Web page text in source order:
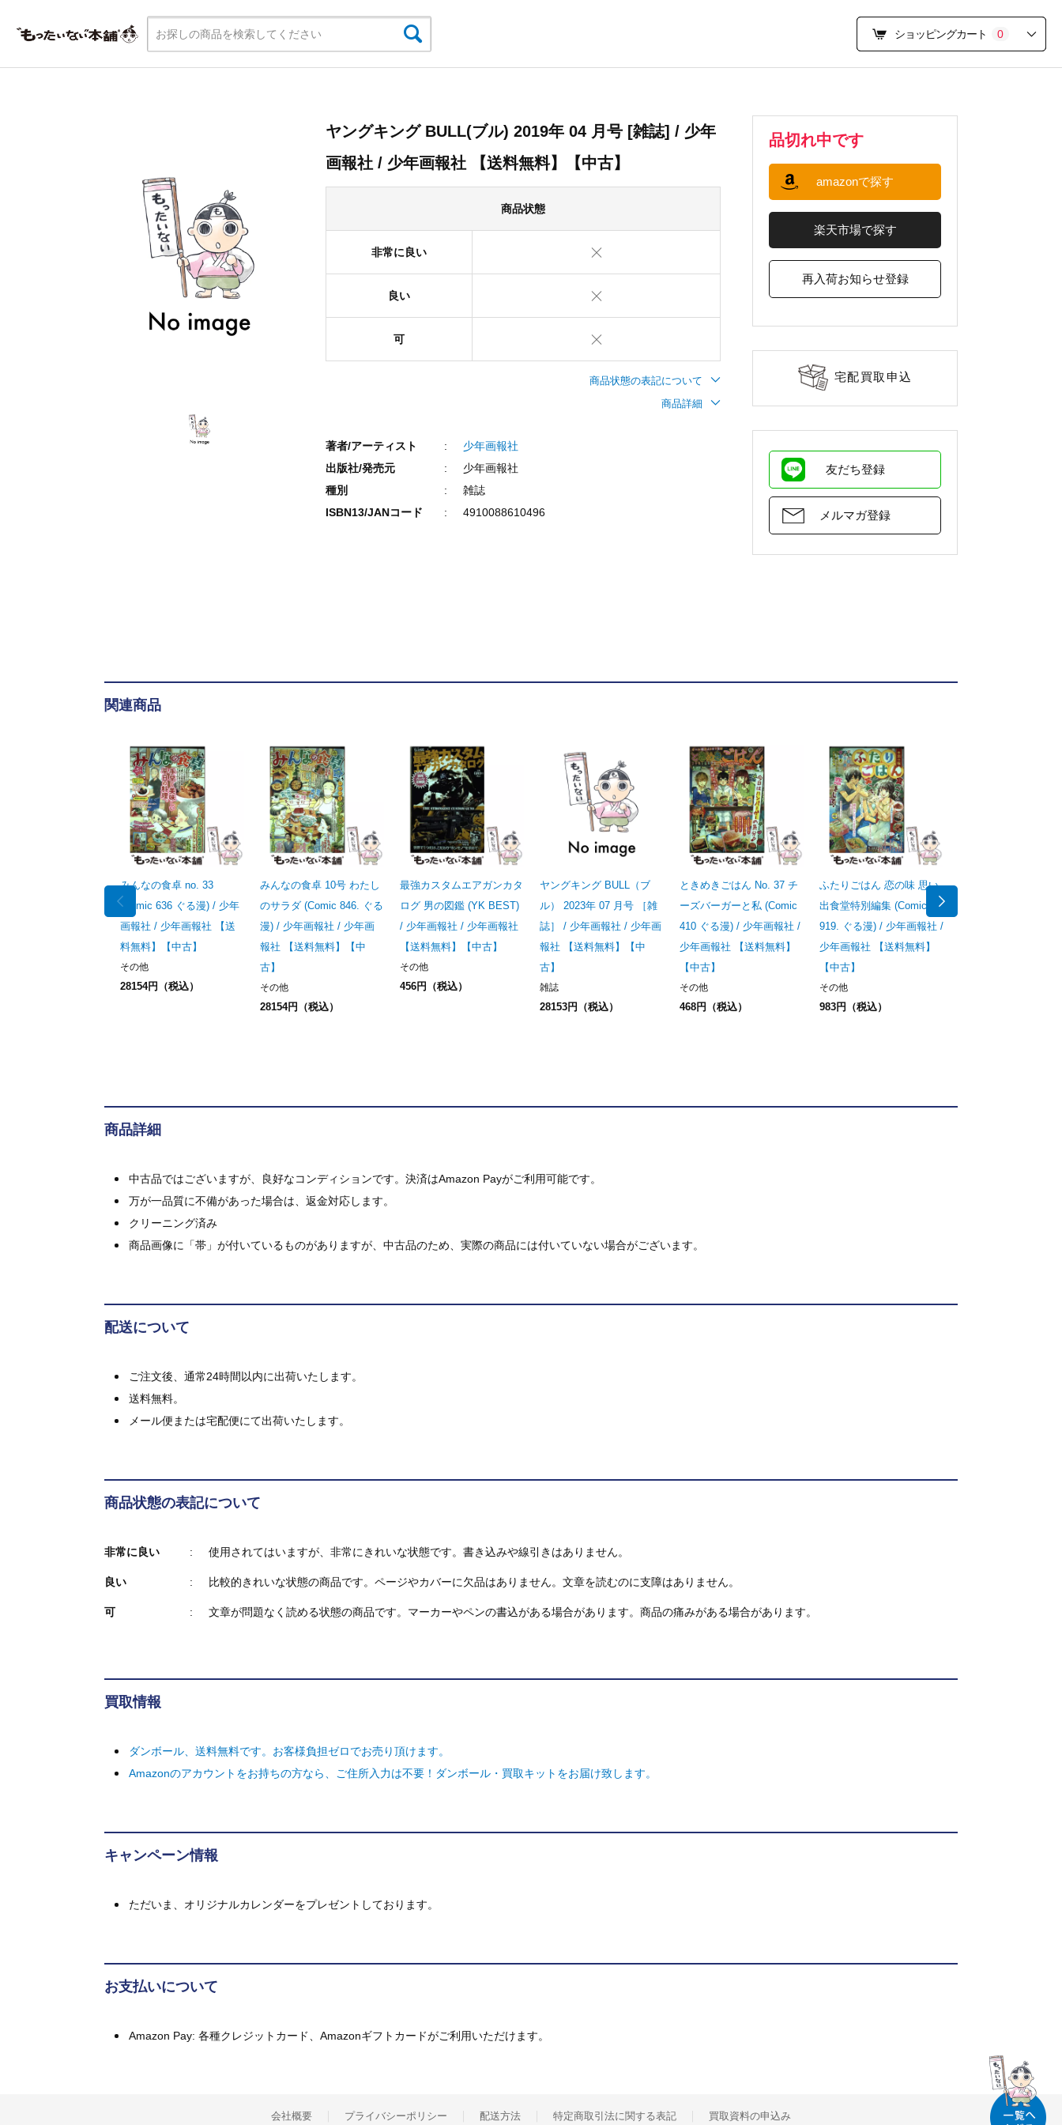
ショッピングカート 0
品切れ中です
amazonで探す
楽天市場で探す
再入荷お知らせ登録
宅配買取申込
友だち登録
メルマガ登録
ヤングキング BULL(ブル) 2019年 04 月号 [雑誌] / 少年
画報社 / 少年画報社 【送料無料】【中古】
商品状態
非常に良い
良い
可
商品状態の表記について
商品詳細
著者/アーティスト
少年画報社
出版社/発売元
少年画報社
種別
雑誌
ISBN13/JANコード
4910088610496
関連商品
みんなの食卓 no. 33
(Comic 636 ぐる漫) / 少年
画報社 / 少年画報社 【送
料無料】【中古】
その他
28154円（税込）
みんなの食卓 10号 わたし
のサラダ (Comic 846. ぐる
漫) / 少年画報社 / 少年画
報社 【送料無料】【中
古】
その他
28154円（税込）
最強カスタムエアガンカタ
ログ 男の図鑑 (YK BEST)
/ 少年画報社 / 少年画報社
【送料無料】【中古】
その他
456円（税込）
ヤングキング BULL（ブ
ル） 2023年 07 月号 ［雑
誌］ / 少年画報社 / 少年画
報社 【送料無料】【中
古】
雑誌
28153円（税込）
ときめきごはん No. 37 チ
ーズバーガーと私 (Comic
410 ぐる漫) / 少年画報社 /
少年画報社 【送料無料】
【中古】
その他
468円（税込）
ふたりごはん 恋の味 思い
出食堂特別編集 (Comic
919. ぐる漫) / 少年画報社 /
少年画報社 【送料無料】
【中古】
その他
983円（税込）
商品詳細
中古品ではございますが、良好なコンディションです。決済はAmazon Payがご利用可能です。
万が一品質に不備があった場合は、返金対応します。
クリーニング済み
商品画像に「帯」が付いているものがありますが、中古品のため、実際の商品には付いていない場合がございます。
配送について
ご注文後、通常24時間以内に出荷いたします。
送料無料。
メール便または宅配便にて出荷いたします。
商品状態の表記について
非常に良い 使用されてはいますが、非常にきれいな状態です。書き込みや線引きはありません。
良い 比較的きれいな状態の商品です。ページやカバーに欠品はありません。文章を読むのに支障はありません。
可 文章が問題なく読める状態の商品です。マーカーやペンの書込がある場合があります。商品の痛みがある場合があります。
買取情報
ダンボール、送料無料です。お客様負担ゼロでお売り頂けます。
Amazonのアカウントをお持ちの方なら、ご住所入力は不要！ダンボール・買取キットをお届け致します。
キャンペーン情報
ただいま、オリジナルカレンダーをプレゼントしております。
お支払いについて
Amazon Pay: 各種クレジットカード、Amazonギフトカードがご利用いただけます。
会社概要 プライバシーポリシー 配送方法 特定商取引法に関する表記 買取資料の申込み